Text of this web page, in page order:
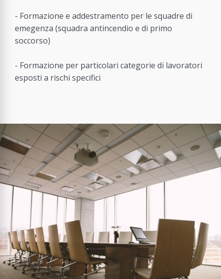
- Formazione e addestramento per le squadre di
emegenza (squadra antincendio e di primo
soccorso)
- Formazione per particolari categorie di lavoratori
esposti a rischi specifici